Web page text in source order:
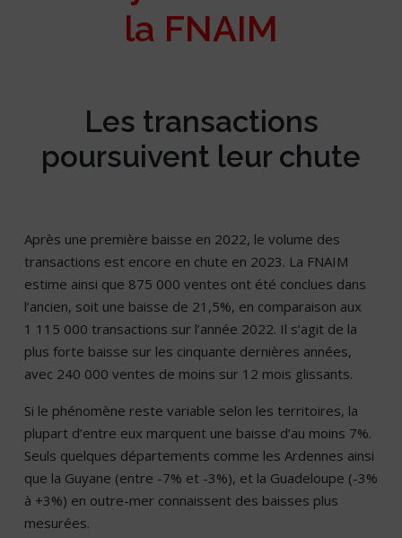
la FNAIM
Les transactions
poursuivent leur chute
Après une première baisse en 2022, le volume des
transactions est encore en chute en 2023. La FNAIM
estime ainsi que 875 000 ventes ont été conclues dans
l’ancien, soit une baisse de 21,5%, en comparaison aux
1 115 000 transactions sur l’année 2022. Il s’agit de la
plus forte baisse sur les cinquante dernières années,
avec 240 000 ventes de moins sur 12 mois glissants.
Si le phénomène reste variable selon les territoires, la
plupart d’entre eux marquent une baisse d’au moins 7%.
Seuls quelques départements comme les Ardennes ainsi
que la Guyane (entre -7% et -3%), et la Guadeloupe (-3%
à +3%) en outre-mer connaissent des baisses plus
mesurées.